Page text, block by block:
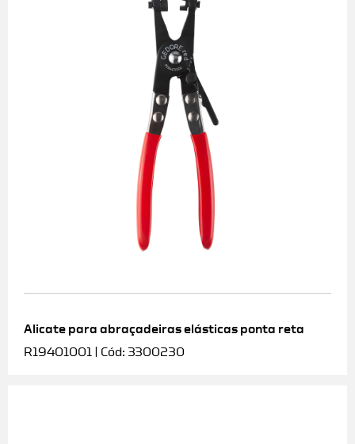
Alicate para abraçadeiras elásticas ponta reta
R19401001 | Cód: 3300230